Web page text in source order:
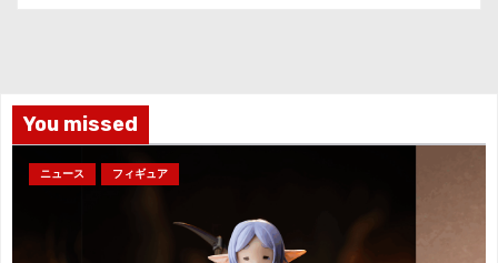
You missed
ニュース フィギュア